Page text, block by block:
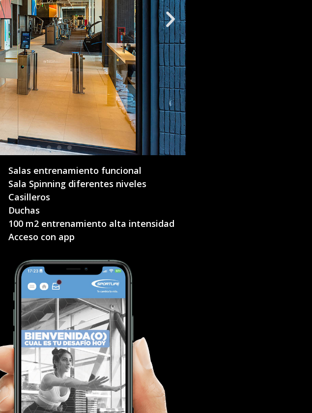
Salas entrenamiento funcional
Sala Spinning diferentes niveles
Casilleros
Duchas
100 m2 entrenamiento alta intensidad
Acceso con app